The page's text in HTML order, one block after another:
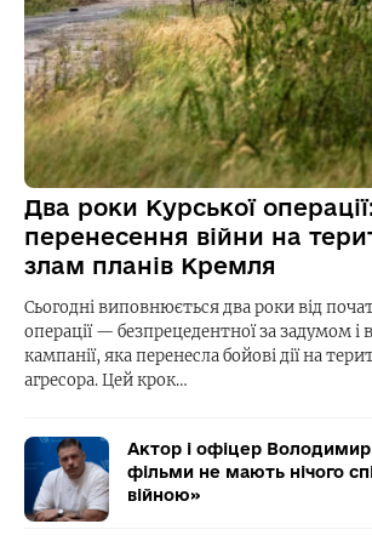
Два роки Курської
перенесення війни на
злам планів Кремля
Сьогодні виповнюється два роки від
операції — безпрецедентної за задумом
кампанії, яка перенесла бойові дії на
агресора. Цей крок…
Актор і офіцер
фільми не мають нічого
війною»